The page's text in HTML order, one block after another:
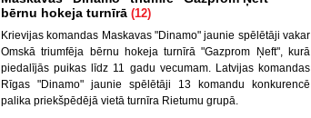
bērnu hokeja turnīrā (12)
Krievijas komandas Maskavas "Dinamo" jaunie spēlētāji vakar
Omskā triumfēja bērnu hokeja turnīrā "Gazprom Ņeft", kurā
piedalījās puikas līdz 11 gadu vecumam. Latvijas komandas
Rīgas "Dinamo" jaunie spēlētāji 13 komandu konkurencē
palika priekšpēdējā vietā turnīra Rietumu grupā.